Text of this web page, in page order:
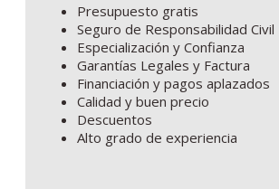
Presupuesto gratis
Seguro de Responsabilidad Civil
Especialización y Confianza
Garantías Legales y Factura
Financiación y pagos aplazados
Calidad y buen precio
Descuentos
Alto grado de experiencia